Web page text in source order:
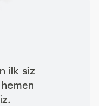
ilk siz